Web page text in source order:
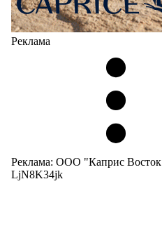
Реклама
Реклама: ООО "Каприс
LjN8K34jk